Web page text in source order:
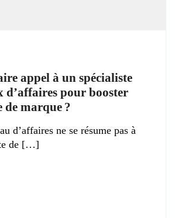
appel à un spécialiste
d’affaires pour booster
de marque ?
d’affaires ne se résume pas à
de